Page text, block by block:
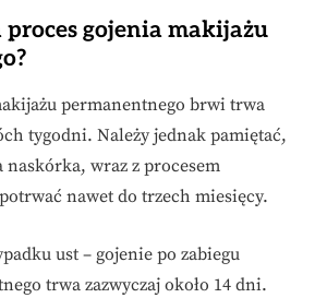
proces gojenia makijażu
permanentnego brwi trwa
tygodni. Należy jednak pamiętać,
naskórka, wraz z procesem
nawet do trzech miesięcy.
ust – gojenie po zabiegu
trwa zazwyczaj około 14 dni.